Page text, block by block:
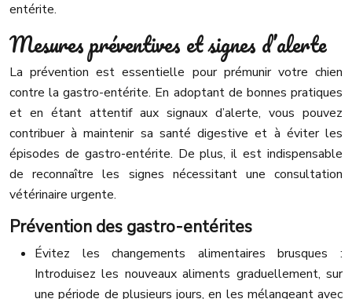
entérite.
Mesures préventives et signes d’alerte
La prévention est essentielle pour prémunir votre chien
contre la gastro-entérite. En adoptant de bonnes pratiques
et en étant attentif aux signaux d’alerte, vous pouvez
contribuer à maintenir sa santé digestive et à éviter les
épisodes de gastro-entérite. De plus, il est indispensable
de reconnaître les signes nécessitant une consultation
vétérinaire urgente.
Prévention des gastro-entérites
Évitez les changements alimentaires brusques :
Introduisez les nouveaux aliments graduellement, sur
une période de plusieurs jours, en les mélangeant avec